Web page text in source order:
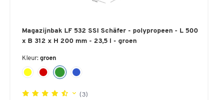
Magazijnbak LF 532 SSI Schäfer - polypropeen - L 500
x B 312 x H 200 mm - 23,5 l - groen
Kleur: groen
(3)